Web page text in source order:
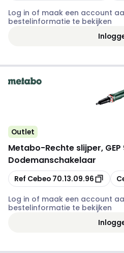
Log in of maak een account
bestelinformatie te bekijken
Outlet
Metabo-Rechte slijper, GEP
Dodemanschakelaar
Kopiëren
Ref Cebeo 70.13.09.96
Log in of maak een account
bestelinformatie te bekijken